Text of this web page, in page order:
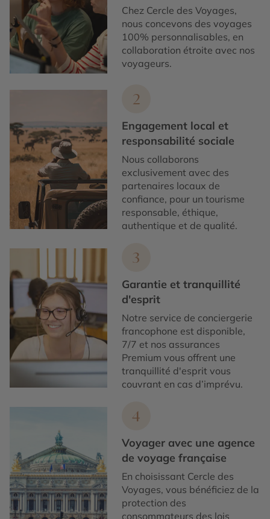
Chez Cercle des Voyages,
nous concevons des voyages
100% personnalisables, en
collaboration étroite avec nos
voyageurs.
2
Engagement local et
responsabilité sociale
Nous collaborons
exclusivement avec des
partenaires locaux de
confiance, pour un tourisme
responsable, éthique,
authentique et de qualité.
3
Garantie et tranquillité
d'esprit
Notre service de conciergerie
francophone est disponible,
7/7 et nos assurances
Premium vous offrent une
tranquillité d'esprit vous
couvrant en cas d’imprévu.
4
Voyager avec une agence
de voyage française
En choisissant Cercle des
Voyages, vous bénéficiez de la
protection des
consommateurs des lois